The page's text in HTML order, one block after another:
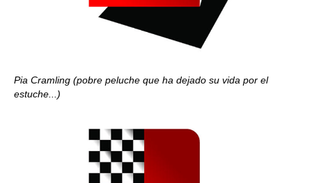
Pia Cramling (pobre peluche que ha dejado su vida por el
estuche...)